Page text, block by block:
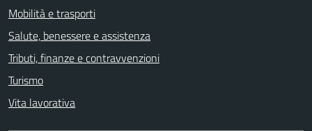
Mobilità e trasporti
Salute, benessere e assistenza
Tributi, finanze e contravvenzioni
Turismo
Vita lavorativa